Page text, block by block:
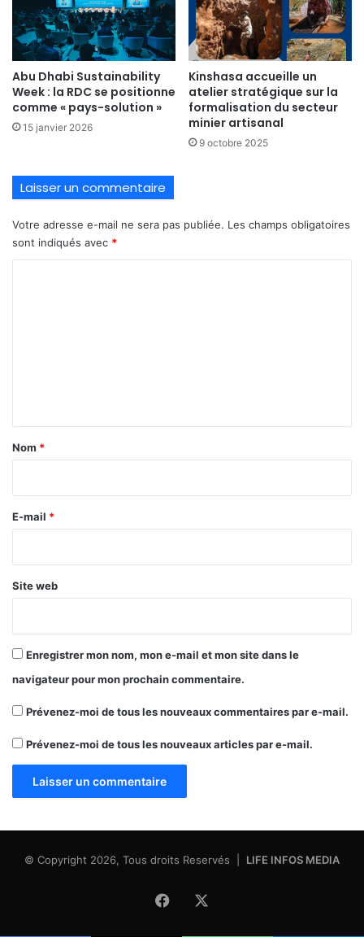
Abu Dhabi Sustainability
Week : la RDC se positionne
comme « pays-solution »
15 janvier 2026
Kinshasa accueille un
atelier stratégique sur la
formalisation du secteur
minier artisanal
9 octobre 2025
Laisser un commentaire
Votre adresse e-mail ne sera pas publiée. Les champs obligatoires
sont indiqués avec *
a
e
Nom *
E-mail *
Site web
Enregistrer mon nom, mon e-mail et mon site dans le
navigateur pour mon prochain commentaire.
Prévenez-moi de tous les nouveaux commentaires par e-mail.
Prévenez-moi de tous les nouveaux articles par e-mail.
© Copyright 2026, Tous droits Reservés | LIFE INFOS MEDIA
Facebook